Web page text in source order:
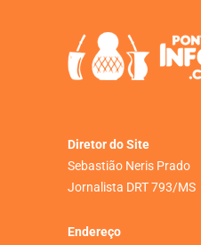
Diretor do Site
Sebastião Neris Prado
Jornalista DRT 793/MS
Endereço